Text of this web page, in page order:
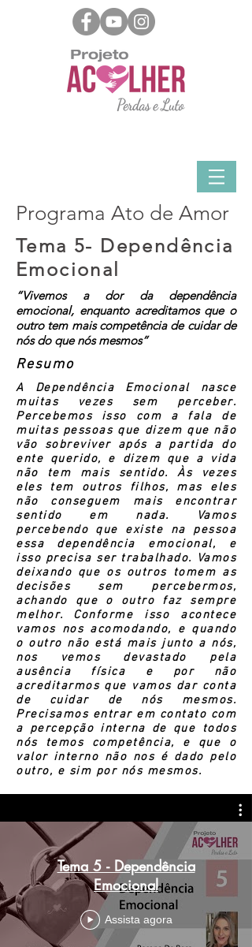
Programa Ato de Amor
Tema 5- Dependência
Emocional
“Vivemos a dor da dependência
emocional, enquanto acreditamos que o
outro tem mais competência de cuidar de
nós do que nós mesmos”
Resumo
A Dependência Emocional nasce
muitas vezes sem perceber.
Percebemos isso com a fala de
muitas pessoas que dizem que não
vão sobreviver após a partida do
ente querido, e dizem que a vida
não tem mais sentido. Às vezes
eles tem outros filhos, mas eles
não conseguem mais encontrar
sentido em nada. Vamos
percebendo que existe na pessoa
essa dependência emocional, e
isso precisa ser trabalhado. Vamos
deixando que os outros tomem as
decisões sem percebermos,
achando que o outro faz sempre
melhor. Conforme isso acontece
vamos nos acomodando, e quando
o outro não está mais junto a nós,
nos vemos devastado pela
ausência física e por não
acreditarmos que vamos dar conta
de cuidar de nós mesmos.
Precisamos entrar em contato com
a percepção interna de que todos
nós temos competência, e que o
valor interno não nos é dado pelo
outro, e sim por nós mesmos.
Tema 5 - Dependência
Emocional
Assista agora